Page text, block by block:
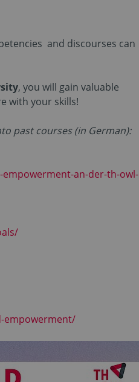
and discourses can
, you will gain valuable
with your skills!
past courses (in German):
an-der-th-owl-
empowerment/